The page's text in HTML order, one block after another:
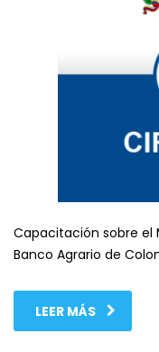
Capacitación sobre el
Banco Agrario de
LEER MÁS